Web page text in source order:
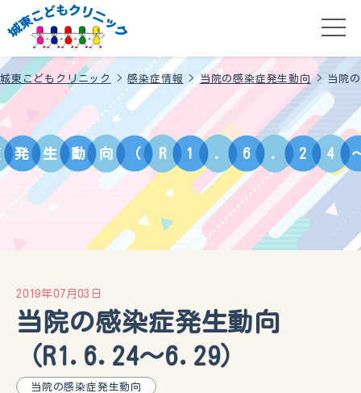
城東こどもクリニック >感染症情報 > 当院の感染症発生動向> 当院
発 生 動 向 （ R 1 . 6 . 2 4
2019年07月03日
当院の感染症発生動向
（R1.6.24～6.29）
当院の感染症発生動向